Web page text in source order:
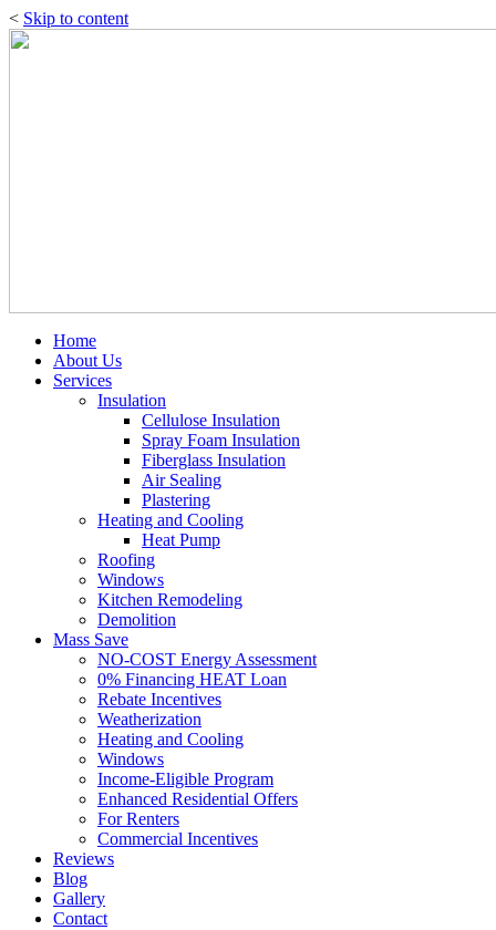
< Skip to content
Home
About Us
Services
Insulation
Cellulose Insulation
Spray Foam Insulation
Fiberglass Insulation
Air Sealing
Plastering
Heating and Cooling
Heat Pump
Roofing
Windows
Kitchen Remodeling
Demolition
Mass Save
NO-COST Energy Assessment
0% Financing HEAT Loan
Rebate Incentives
Weatherization
Heating and Cooling
Windows
Income-Eligible Program
Enhanced Residential Offers
For Renters
Commercial Incentives
Reviews
Blog
Gallery
Contact